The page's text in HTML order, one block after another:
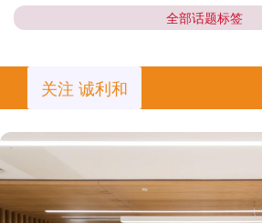
全部话题标签
关注 诚利和